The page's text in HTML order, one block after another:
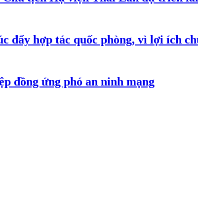
đẩy hợp tác quốc phòng, vì lợi ích
đồng ứng phó an ninh mạng